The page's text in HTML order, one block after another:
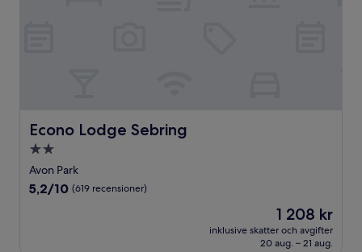
Econo Lodge Sebring
Econo Lodge Sebring
2.0-
stjärnigt
boende
Avon Park
5.2
5,2/10 (619 recensioner)
Priset
är
1 208 kr
1 208 kr
inklusive skatter och avgifter
20 aug. – 21 aug.